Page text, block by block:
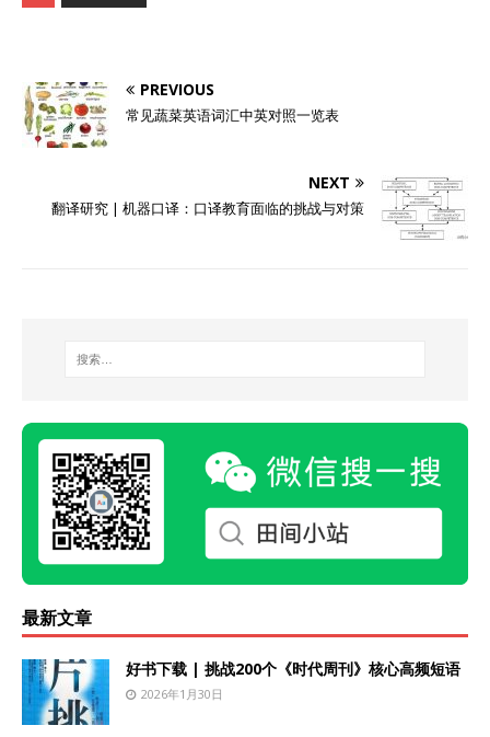
PREVIOUS
常见蔬菜英语词汇中英对照一览表
NEXT
翻译研究 | 机器口译：口译教育面临的挑战与对策
最新文章
好书下载 | 挑战200个《时代周刊》核心高频短语
2026年1月30日